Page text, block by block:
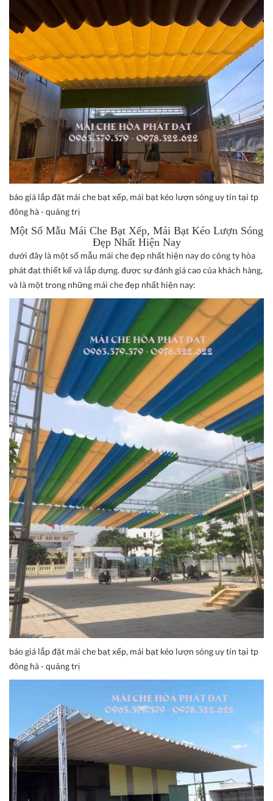
báo giá lắp đặt mái che bạt xếp, mái bạt kéo lượn sóng uy tín tại tp
đông hà - quảng trị
Một Số Mẫu Mái Che Bạt Xếp, Mái Bạt Kéo Lượn Sóng
Đẹp Nhất Hiện Nay
dưới đây là một số mẫu mái che đẹp nhất hiện nay do công ty hòa
phát đạt thiết kế và lắp dựng. được sự đánh giá cao của khách hàng,
và là một trong những mái che đẹp nhất hiện nay:
báo giá lắp đặt mái che bạt xếp, mái bạt kéo lượn sóng uy tín tại tp
đông hà - quảng trị